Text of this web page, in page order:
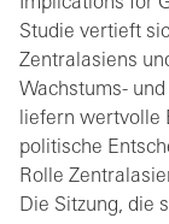
Studie vertieft
Zentralasiens
Wachstums-
liefern wertvolle
politische
Rolle
Die Sitzung, die